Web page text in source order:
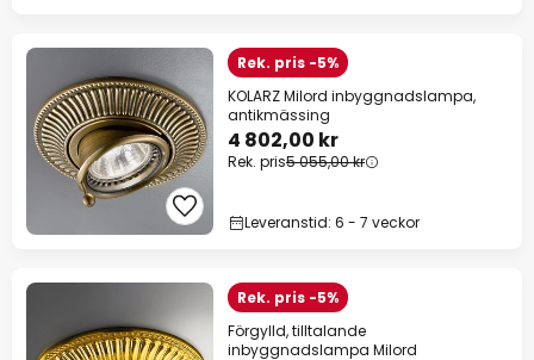
Rek. pris -5%
KOLARZ Milord inbyggnadslampa,
antikmässing
4 802,00 kr
Rek. pris5 055,00 kr
Leveranstid: 6 - 7 veckor
Rek. pris -5%
Förgylld, tilltalande
inbyggnadslampa Milord